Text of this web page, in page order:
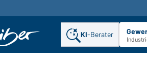
KI-Berater